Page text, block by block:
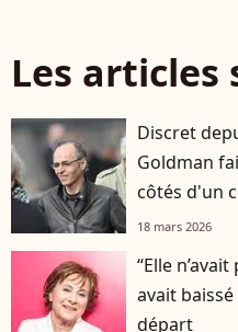
Les articles
Discret
Goldman
côtés d'un
18 mars 2026
“Elle
avait
départ